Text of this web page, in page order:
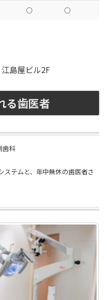
○ ○
島屋ビル2F
る歯医者
歯科
ステムと、年中無休の歯医者さ